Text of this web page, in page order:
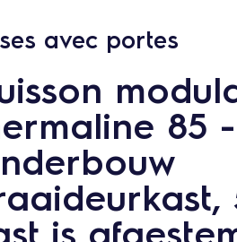
avec portes
85 -
is